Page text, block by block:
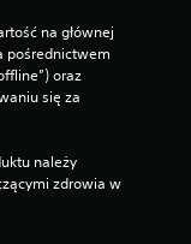
na głównej
pośrednictwem
oraz
się za
należy
zdrowia w